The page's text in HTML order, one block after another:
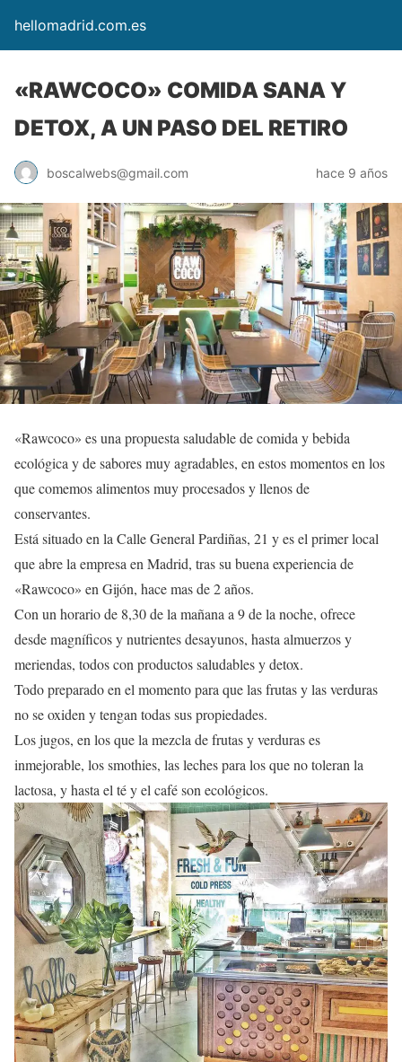
hellomadrid.com.es
«RAWCOCO» COMIDA SANA Y
DETOX, A UN PASO DEL RETIRO
boscalwebs@gmail.com hace 9 años
«Rawcoco» es una propuesta saludable de comida y bebida
ecológica y de sabores muy agradables, en estos momentos en los
que comemos alimentos muy procesados y llenos de
conservantes.
Está situado en la Calle General Pardiñas, 21 y es el primer local
que abre la empresa en Madrid, tras su buena experiencia de
«Rawcoco» en Gijón, hace mas de 2 años.
Con un horario de 8,30 de la mañana a 9 de la noche, ofrece
desde magníficos y nutrientes desayunos, hasta almuerzos y
meriendas, todos con productos saludables y detox.
Todo preparado en el momento para que las frutas y las verduras
no se oxiden y tengan todas sus propiedades.
Los jugos, en los que la mezcla de frutas y verduras es
inmejorable, los smothies, las leches para los que no toleran la
lactosa, y hasta el té y el café son ecológicos.